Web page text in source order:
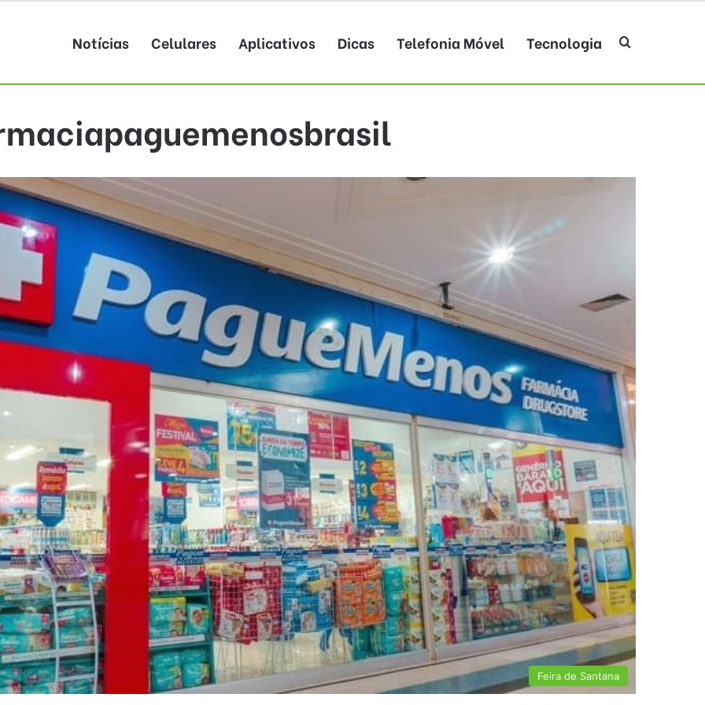
Notícias Celulares Aplicativos Dicas Telefonia Móvel Tecnologia Procurar por
Feira de Santana